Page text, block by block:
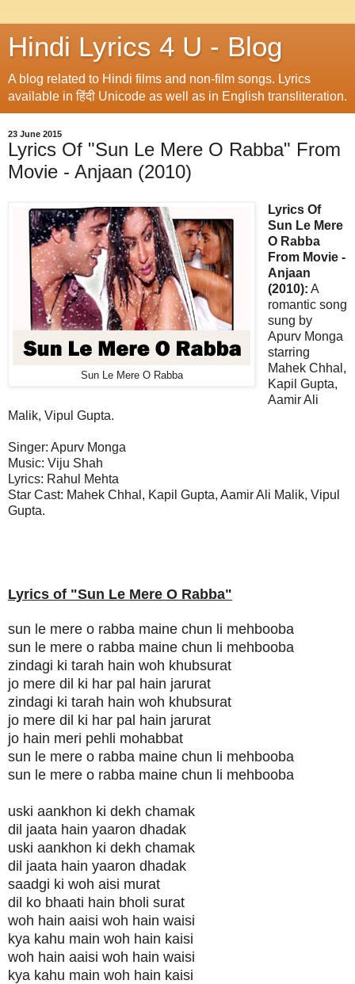
Hindi Lyrics 4 U - Blog
A blog related to Hindi films and non-film songs. Lyrics
available in हिंदी Unicode as well as in English transliteration.
23 June 2015
Lyrics Of "Sun Le Mere O Rabba" From
Movie - Anjaan (2010)
Sun Le Mere O Rabba
Lyrics Of
Sun Le Mere
O Rabba
From Movie -
Anjaan
(2010): A
romantic song
sung by
Apurv Monga
starring
Mahek Chhal,
Kapil Gupta,
Aamir Ali
Malik, Vipul Gupta.
Singer: Apurv Monga
Music: Viju Shah
Lyrics: Rahul Mehta
Star Cast: Mahek Chhal, Kapil Gupta, Aamir Ali Malik, Vipul
Gupta.
Lyrics of "Sun Le Mere O Rabba"
sun le mere o rabba maine chun li mehbooba
sun le mere o rabba maine chun li mehbooba
zindagi ki tarah hain woh khubsurat
jo mere dil ki har pal hain jarurat
zindagi ki tarah hain woh khubsurat
jo mere dil ki har pal hain jarurat
jo hain meri pehli mohabbat
sun le mere o rabba maine chun li mehbooba
sun le mere o rabba maine chun li mehbooba
uski aankhon ki dekh chamak
dil jaata hain yaaron dhadak
uski aankhon ki dekh chamak
dil jaata hain yaaron dhadak
saadgi ki woh aisi murat
dil ko bhaati hain bholi surat
woh hain aaisi woh hain waisi
kya kahu main woh hain kaisi
woh hain aaisi woh hain waisi
kya kahu main woh hain kaisi